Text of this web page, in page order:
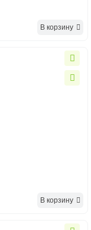
В корзину
В корзину